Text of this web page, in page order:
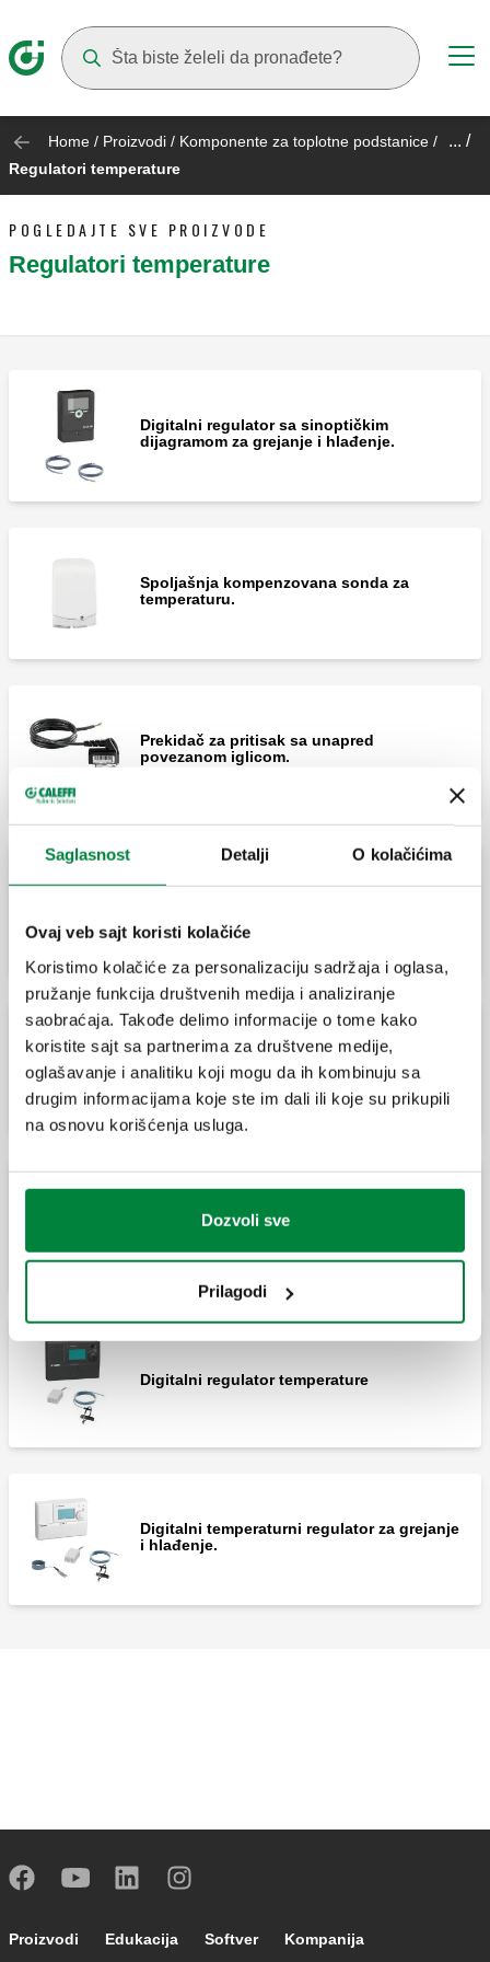
Saglasnost Detalji O kolačićima
Ovaj veb sajt koristi kolačiće
Koristimo kolačiće za personalizaciju sadržaja i oglasa,
pružanje funkcija društvenih medija i analiziranje
saobraćaja. Takođe delimo informacije o tome kako
koristite sajt sa partnerima za društvene medije,
oglašavanje i analitiku koji mogu da ih kombinuju sa
drugim informacijama koje ste im dali ili koje su prikupili
na osnovu korišćenja usluga.
Dozvoli sve
Prilagodi
Home / Proizvodi / Komponente za toplotne podstanice / ... /
Regulatori temperature
POGLEDAJTE SVE PROIZVODE
Regulatori temperature
Digitalni regulator sa sinoptičkim
dijagramom za grejanje i hlađenje.
Spoljašnja kompenzovana sonda za
temperaturu.
Prekidač za pritisak sa unapred
povezanom iglicom.
Daljinski regulator.
Dodatna oprema za regulator šifra 161010.
Digitalni regulator temperature
Digitalni temperaturni regulator za grejanje
i hlađenje.
Footer main navigation
Proizvodi Edukacija Softver Kompanija